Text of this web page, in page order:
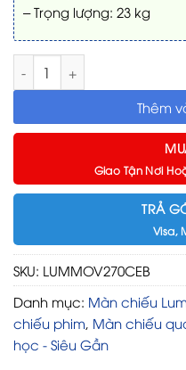
– Trọng lượng: 23 kg
Màn chiếu Lumene
Thêm
Giao Tận Nơi
TRẢ
Visa,
SKU: LUMMOV270CEB
Danh mục: Màn chiếu
chiếu phim Màn chiếu
học - Siêu Gần